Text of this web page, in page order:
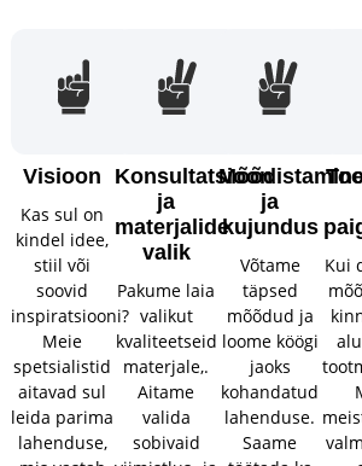
Visioon
Kas sul on
kindel idee,
stiil või
soovid
inspiratsiooni?
Meie
spetsialistid
aitavad sul
leida parima
lahenduse,
Konsultatsioon
ja
materjalide
valik
Pakume laia
valikut
kvaliteetseid
materjale,.
Aitame
valida
sobivaid
ja
kujundus
Võtame
täpsed
mõõdud ja
loome köögi
jaoks
kohandatud
lahenduse.
Saame
Kui